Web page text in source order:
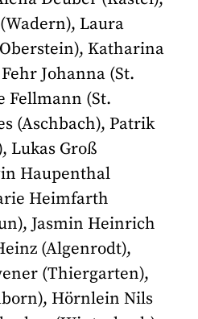
Laura
Katharina
Johanna (St.
Fellmann (St.
(Aschbach), Patrik
Lukas Groß
Haupenthal
Heimfarth
Jasmin Heinrich
(Algenrodt),
(Thiergarten),
Hörnlein Nils